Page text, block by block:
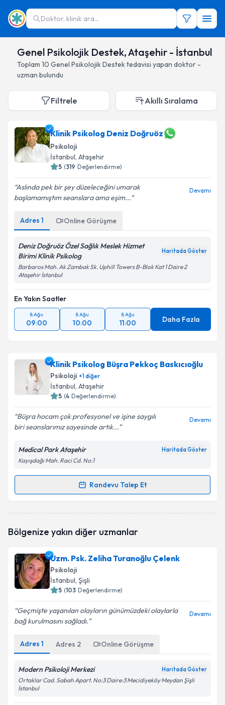
Doktor, klinik ara...
Genel Psikolojik Destek, Ataşehir - İstanbul
Toplam 10 Genel Psikolojik Destektedavisi yapan doktor -
uzman bulundu
Filtrele Akıllı Sıralama
Klinik Psikolog Deniz Doğruöz
Psikoloji
İstanbul, Ataşehir
5 (319 Değerlendirme)
Aslında pek bir şey düzeleceğini umarak
başlamamıştım seanslara ama eşim...
Devamı
Adres 1 Online Görüşme
Deniz Doğruöz Özel Sağlık Meslek Hizmet
Birimi Klinik Psikolog
Haritada Göster
Barbaros Mah. Ak Zambak Sk. Uphill Towers B-Blok Kat 1 Daire 2
Ataşehir İstanbul
En Yakın Saatler
8 Ağu
09:00
8 Ağu
10:00
8 Ağu
11:00 Daha Fazla
Klinik Psikolog Büşra Pekkoç Baskıcıoğlu
Psikoloji +1diğer
İstanbul, Ataşehir
5 (4 Değerlendirme)
Büşra hocam çok profesyonel ve işine saygılı
biri seanslarımız sayesinde artık...
Devamı
Medical Park Ataşehir Haritada Göster
Kayışdağı Mah. Raci Cd. No:1
Randevu Talep Et
Randevu Takvimi Talebi
randevu takvimi talebi oluşturun. Size bu uzmandan
posta ile bilgilendireceğiz.
E-posta Adresiniz
Kişisel verilerimin işlenmesine ilişkin
kapsamda işlenmesini kabul ediyorum.
Takvim Talebini Gönder
Bölgenize yakın diğer uzmanlar
Uzm. Psk. Zeliha Turanoğlu Çelenk
Psikoloji
İstanbul, Şişli
5 (103 Değerlendirme)
Geçmişte yaşanılan olayların günümüzdeki olaylarla
bağ kurulmasını sağladı.
Devamı
Adres 1 Adres 2 Online Görüşme
Modern Psikoloji Merkezi Haritada Göster
Ortaklar Cad. Sabah Apart. No:3 Daire:3 Mecidiyeköy Meydan Şişli
İstanbul